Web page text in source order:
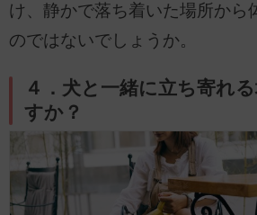
け、静かで落ち着いた場所から
のではないでしょうか。
４．犬と一緒に立ち寄れ
すか？